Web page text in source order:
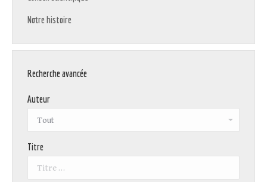
Notre histoire
Recherche avancée
Auteur
Titre